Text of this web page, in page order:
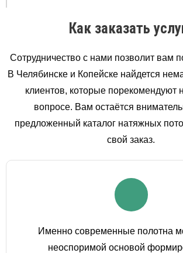
Как заказать
Сотрудничество с нами позволит вам
В Челябинске и Копейске найдется
клиентов, которые порекомендуют
вопросе. Вам остаётся
предложенный каталог натяжных
свой заказ.
Именно современные полотна
неоспоримой основой